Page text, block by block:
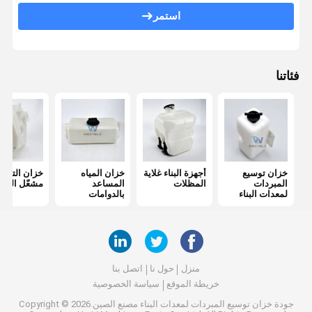
غلاية مساعدة
استمر
فئاتنا
خزان توسيع
المبردات
لمعدات البناء
أجهزة البناء غلاية
المظلات
خزان المياه
المساعد
بالدوامات
خزان
مشعّل
منزل حول نا
اتصل بنا
خريطة الموقع
سياسة الخصوصية
جودة خزان توسيع المبردات لمعدات البناء
مصنع الصين.Copyright © 2026